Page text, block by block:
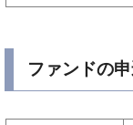
ファンドの